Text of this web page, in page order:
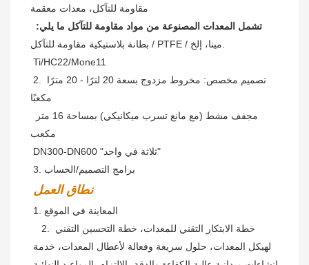
مقاومة للتآكل، معدات معقمة
تشمل المعدات المصنوعة من مواد مقاومة للتآكل ما يلي:
Ti/HC22/Mone11
2. تصميم مخصص: مخروط مزدوج بسعة 20 لترًا - 20 مترًا
مكعبًا
مكعب
DN300-DN600 "ثلاثة في واحد"
3. برامج التصميم/الحساب
نطاق العمل
1. المعاينة في الموقع
   2.